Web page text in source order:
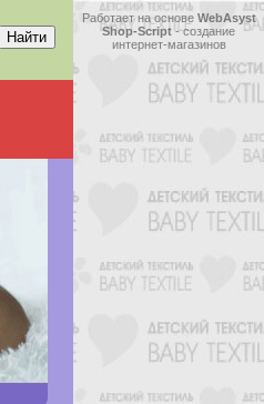
Работает на основе WebAsyst
Shop-Script-создание
интернет-магазинов